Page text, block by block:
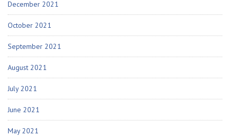
December 2021
October 2021
September 2021
August 2021
July 2021
June 2021
May 2021